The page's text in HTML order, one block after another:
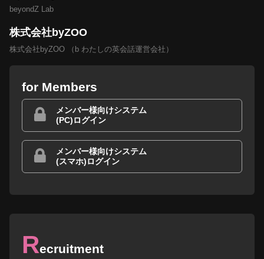
beyondZ Lab
株式会社byZOO
株式会社byZOO （b わたしの英会話運営会社）
for Members
メンバー様向けシステム
(PC)ログイン
メンバー様向けシステム
(スマホ)ログイン
Recruitment